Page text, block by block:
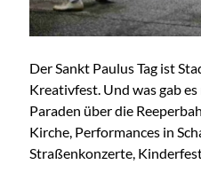
Der Sankt Paulus Tag ist
Kreativfest. Und was gab
Paraden über die
Kirche, Performances in
Straßenkonzerte,